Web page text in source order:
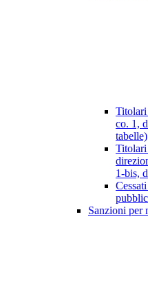
co. 1,
tabelle)
1-bis,
Sanzioni per